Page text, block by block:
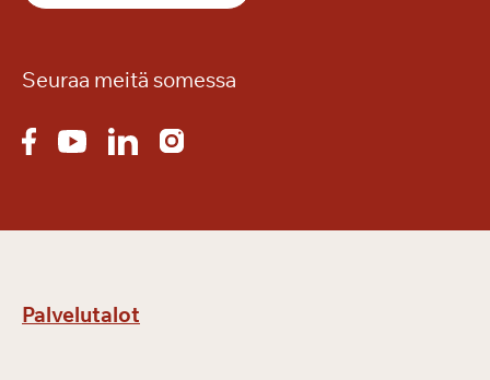
Seuraa meitä somessa
Palvelutalot